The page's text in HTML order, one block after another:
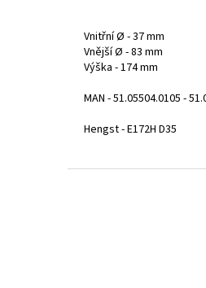
Vnitřní Ø - 37 mm
Vnější Ø - 83 mm
Výška - 174 mm
MAN - 51.05504.0105 -
Hengst - E172H D35